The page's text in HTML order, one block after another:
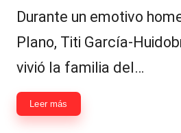
Durante un emotivo
Plano, Titi García-
vivió la familia del…
Leer más